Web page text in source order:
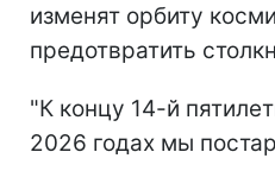
изменят орбиту
предотвратить
"К концу 14-й
2026 годах мы